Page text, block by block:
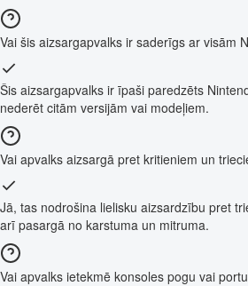
Vai šis aizsargapvalks ir saderīgs ar visām
Šis aizsargapvalks ir īpaši paredzēts
nederēt citām versijām vai modeļiem.
Vai apvalks aizsargā pret kritieniem un
Jā, tas nodrošina lielisku aizsardzību pret
arī pasargā no karstuma un mitruma.
Vai apvalks ietekmē konsoles pogu vai